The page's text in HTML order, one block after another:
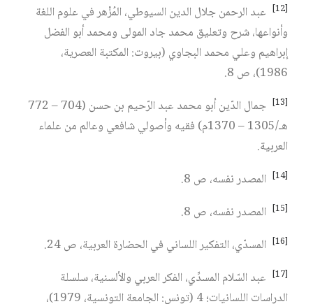
[12]
عبد الرحمن جلال الدين السيوطي، المُزْهر في علوم اللغة
وأنواعها، شرح وتعليق محمد جاد المولى ومحمد أبو الفضل
إبراهيم وعلي محمد البجاوي (بيروت: المكتبة العصرية،
1986)، ص 8.
[13]
جمال الدّين أبو محمد عبد الرّحيم بن حسن (704 – 772
هـ/1305 – 1370م) فقيه وأصولي شافعي وعالم من علماء
العربية.
[14] المصدر نفسه، ص 8.
[15] المصدر نفسه، ص 8.
[16] المسدّي، التفكير اللساني في الحضارة العربية، ص 24.
[17]
عبد السّلام المسدِّي، الفكر العربي والألسنية، سلسلة
الدراسات اللسانيات؛ 4 (تونس: الجامعة التونسية، 1979)،